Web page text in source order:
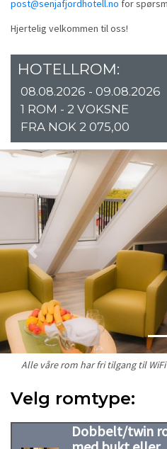
post@senjafjordhotell.no for
Hjertelig velkommen til oss!
HOTELLROM:
08.08.2026 - 09.08.2026
1 ROM - 2 VOKSNE
FRA NOK 2 075,00
Previous
Alle våre rom har fri tilgang til WiFi
Velg romtype:
Dobbelt/twin